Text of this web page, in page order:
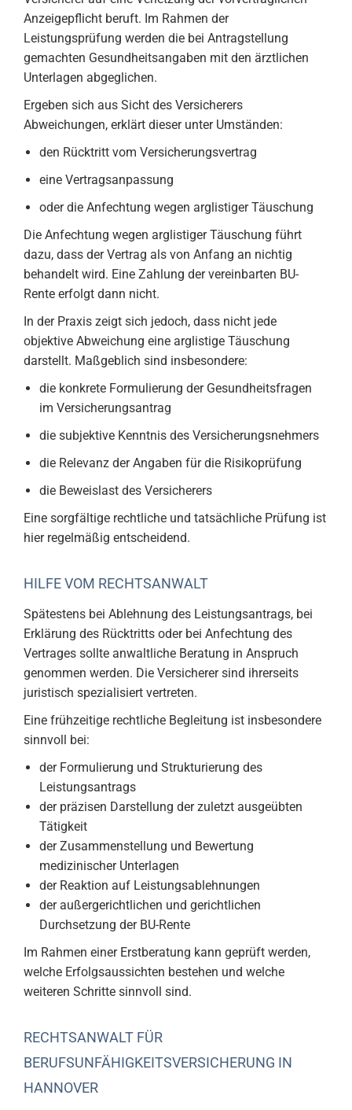
Anzeigepflicht beruft. Im Rahmen der
Leistungsprüfung werden die bei Antragstellung
gemachten Gesundheitsangaben mit den ärztlichen
Unterlagen abgeglichen.
Ergeben sich aus Sicht des Versicherers
Abweichungen, erklärt dieser unter Umständen:
den Rücktritt vom Versicherungsvertrag
eine Vertragsanpassung
oder die Anfechtung wegen arglistiger Täuschung
Die Anfechtung wegen arglistiger Täuschung führt
dazu, dass der Vertrag als von Anfang an nichtig
behandelt wird. Eine Zahlung der vereinbarten BU-
Rente erfolgt dann nicht.
In der Praxis zeigt sich jedoch, dass nicht jede
objektive Abweichung eine arglistige Täuschung
darstellt. Maßgeblich sind insbesondere:
die konkrete Formulierung der Gesundheitsfragen
im Versicherungsantrag
die subjektive Kenntnis des Versicherungsnehmers
die Relevanz der Angaben für die Risikoprüfung
die Beweislast des Versicherers
Eine sorgfältige rechtliche und tatsächliche Prüfung ist
hier regelmäßig entscheidend.
HILFE VOM RECHTSANWALT
Spätestens bei Ablehnung des Leistungsantrags, bei
Erklärung des Rücktritts oder bei Anfechtung des
Vertrages sollte anwaltliche Beratung in Anspruch
genommen werden. Die Versicherer sind ihrerseits
juristisch spezialisiert vertreten.
Eine frühzeitige rechtliche Begleitung ist insbesondere
sinnvoll bei:
der Formulierung und Strukturierung des
Leistungsantrags
der präzisen Darstellung der zuletzt ausgeübten
Tätigkeit
der Zusammenstellung und Bewertung
medizinischer Unterlagen
der Reaktion auf Leistungsablehnungen
der außergerichtlichen und gerichtlichen
Durchsetzung der BU-Rente
Im Rahmen einer Erstberatung kann geprüft werden,
welche Erfolgsaussichten bestehen und welche
weiteren Schritte sinnvoll sind.
RECHTSANWALT FÜR
BERUFSUNFÄHIGKEITSVERSICHERUNG IN
HANNOVER